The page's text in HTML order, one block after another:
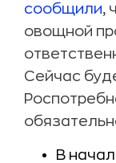
сообщили,
овощной
Сейчас
В